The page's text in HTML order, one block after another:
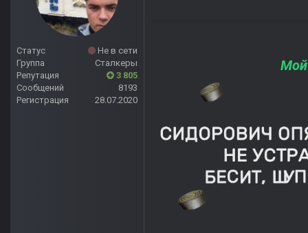
Статус
Не в сети
Группа
Сталкеры
Репутация
3 805
Сообщений
8193
Регистрация
28.07.2020